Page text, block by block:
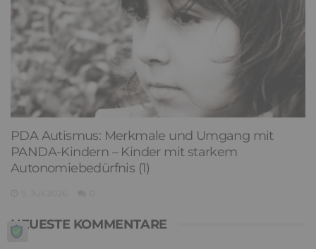
PDA Autismus: Merkmale und Umgang mit
PANDA-Kindern – Kinder mit starkem
Autonomiebedürfnis (1)
NEUESTE KOMMENTARE